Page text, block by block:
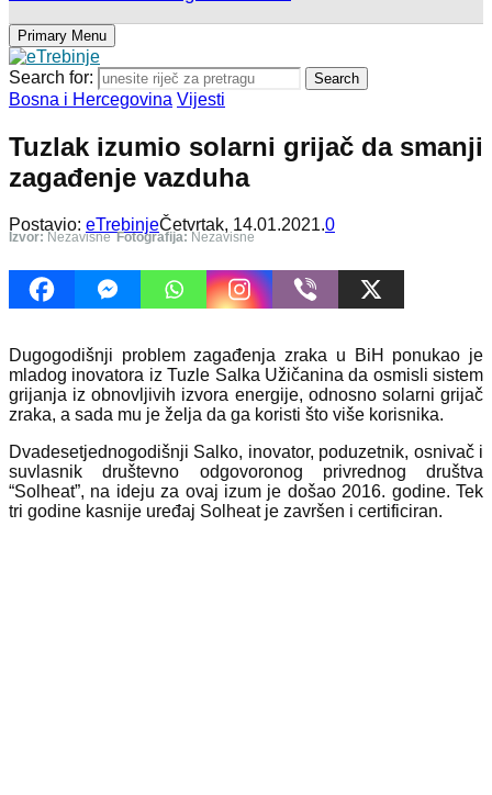
Primary Menu
Search for: Search
Bosna i Hercegovina Vijesti
Tuzlak izumio solarni grijač da smanji
zagađenje vazduha
Postavio: eTrebinjeČetvrtak, 14.01.2021.0
Izvor: Nezavisne Fotografija: Nezavisne
Dugogodišnji problem zagađenja zraka u BiH ponukao je
mladog inovatora iz Tuzle Salka Užičanina da osmisli sistem
grijanja iz obnovljivih izvora energije, odnosno solarni grijač
zraka, a sada mu je želja da ga koristi što više korisnika.
Dvadesetjednogodišnji Salko, inovator, poduzetnik, osnivač i
suvlasnik društevno odgovoronog privrednog društva
“Solheat”, na ideju za ovaj izum je došao 2016. godine. Tek
tri godine kasnije uređaj Solheat je završen i certificiran.